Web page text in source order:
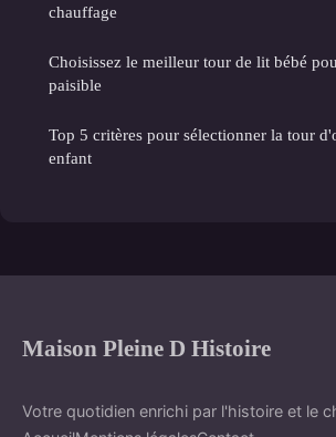
chauffage
Choisissez le meilleur tour de lit bébé
paisible
Top 5 critères pour sélectionner la tour
enfant
Maison Pleine D Histoire
Votre quotidien enrichi par l'histoire et le